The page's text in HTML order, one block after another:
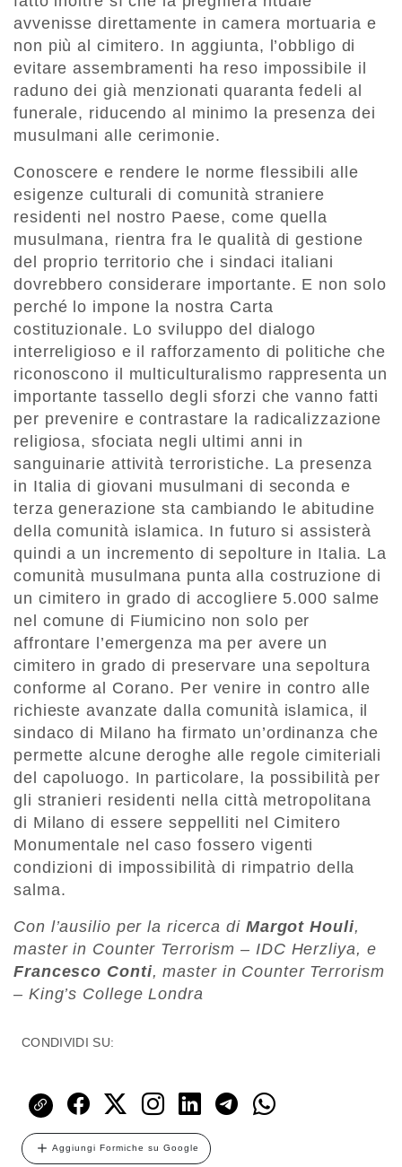
avvenisse direttamente in camera mortuaria e
non più al cimitero. In aggiunta, l’obbligo di
evitare assembramenti ha reso impossibile il
raduno dei già menzionati quaranta fedeli al
funerale, riducendo al minimo la presenza dei
musulmani alle cerimonie.
Conoscere e rendere le norme flessibili alle
esigenze culturali di comunità straniere
residenti nel nostro Paese, come quella
musulmana, rientra fra le qualità di gestione
del proprio territorio che i sindaci italiani
dovrebbero considerare importante. E non solo
perché lo impone la nostra Carta
costituzionale. Lo sviluppo del dialogo
interreligioso e il rafforzamento di politiche che
riconoscono il multiculturalismo rappresenta un
importante tassello degli sforzi che vanno fatti
per prevenire e contrastare la radicalizzazione
religiosa, sfociata negli ultimi anni in
sanguinarie attività terroristiche. La presenza
in Italia di giovani musulmani di seconda e
terza generazione sta cambiando le abitudine
della comunità islamica. In futuro si assisterà
quindi a un incremento di sepolture in Italia. La
comunità musulmana punta alla costruzione di
un cimitero in grado di accogliere 5.000 salme
nel comune di Fiumicino non solo per
affrontare l’emergenza ma per avere un
cimitero in grado di preservare una sepoltura
conforme al Corano. Per venire in contro alle
richieste avanzate dalla comunità islamica, il
sindaco di Milano ha firmato un’ordinanza che
permette alcune deroghe alle regole cimiteriali
del capoluogo. In particolare, la possibilità per
gli stranieri residenti nella città metropolitana
di Milano di essere seppelliti nel Cimitero
Monumentale nel caso fossero vigenti
condizioni di impossibilità di rimpatrio della
salma.
Con l’ausilio per la ricerca di Margot Houli,
master in Counter Terrorism – IDC Herzliya, e
Francesco Conti, master in Counter Terrorism
– King’s College Londra
CONDIVIDI SU:
Aggiungi Formiche su Google